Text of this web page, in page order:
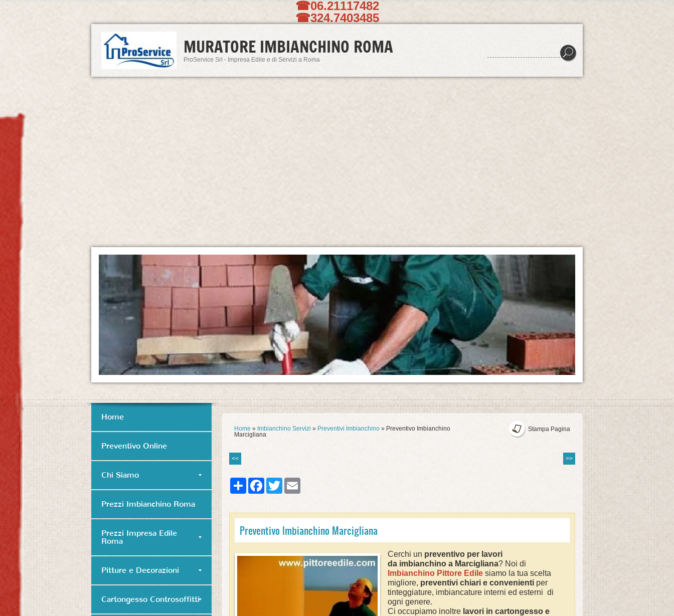
☎06.21117482
☎324.7403485
MURATORE IMBIANCHINO ROMA
ProService Srl - Impresa Edile e di Servizi a Roma
Home » Imbianchino Servizi » Preventivi Imbianchino » Preventivo Imbianchino
Marcigliana
Stampa Pagina
<< >>
Share FacebookTwitter
Preventivo Imbianchino Marcigliana
Cerchi un preventivo per lavori
da imbianchino a Marcigliana? Noi di
Imbianchino Pittore Edile siamo la tua scelta
migliore, preventivi chiari e convenienti per
tinteggiature, imbiancature interni ed esterni di
ogni genere.
Ci occupiamo inoltre lavori in cartongesso e
Home
Preventivo Online
Chi Siamo
Prezzi Imbianchino Roma
Prezzi Impresa Edile
Roma
Pitture e Decorazioni
Cartongesso Controsoffitti